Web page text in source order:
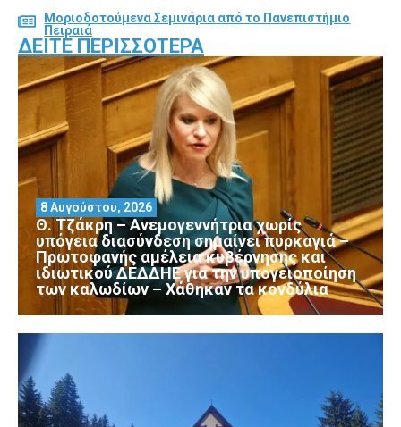
Μοριοδοτούμενα Σεμινάρια από το Πανεπιστήμιο
Πειραιά
ΔΕΊΤΕ ΠΕΡΙΣΣΌΤΕΡΑ
Θ. Τζάκρη – Ανεμογεννήτρια χωρίς
υπόγεια διασύνδεση σημαίνει πυρκαγιά –
Πρωτοφανής αμέλεια κυβέρνησης και
ιδιωτικού ΔΕΔΔΗΕ για την υπογειοποίηση
των καλωδίων – Χάθηκαν τα κονδύλια
8 Αυγούστου, 2026